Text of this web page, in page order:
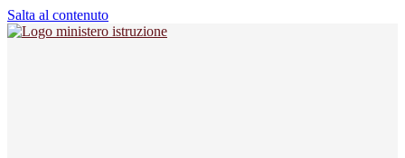
Salta al contenuto